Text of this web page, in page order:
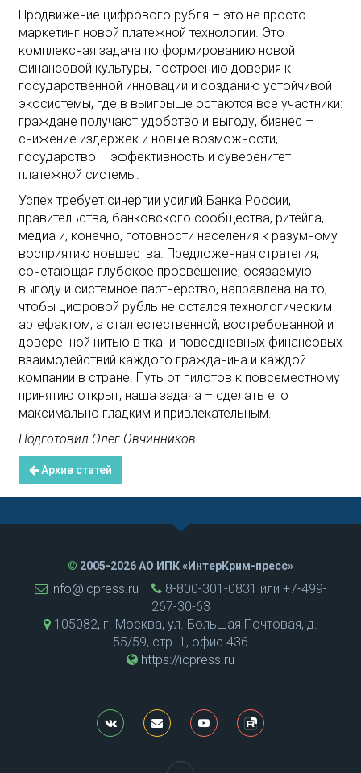
Продвижение цифрового рубля – это не просто
маркетинг новой платежной технологии. Это
комплексная задача по формированию новой
финансовой культуры, построению доверия к
государственной инновации и созданию устойчивой
экосистемы, где в выигрыше остаются все участники:
граждане получают удобство и выгоду, бизнес –
снижение издержек и новые возможности,
государство – эффективность и суверенитет
платежной системы.
Успех требует синергии усилий Банка России,
правительства, банковского сообщества, ритейла,
медиа и, конечно, готовности населения к разумному
восприятию новшества. Предложенная стратегия,
сочетающая глубокое просвещение, осязаемую
выгоду и системное партнерство, направлена на то,
чтобы цифровой рубль не остался технологическим
артефактом, а стал естественной, востребованной и
доверенной нитью в ткани повседневных финансовых
взаимодействий каждого гражданина и каждой
компании в стране. Путь от пилотов к повсеместному
принятию открыт; наша задача – сделать его
максимально гладким и привлекательным.
Подготовил Олег Овчинников
Архив статей
© 2005-2026 АО ИПК «ИнтерКрим-пресс»
info@icpress.ru
8-800-301-0831 или +7-499-
267-30-63
105082, г. Москва, ул. Большая Почтовая, д.
55/59, стр. 1, офис 436
https://icpress.ru